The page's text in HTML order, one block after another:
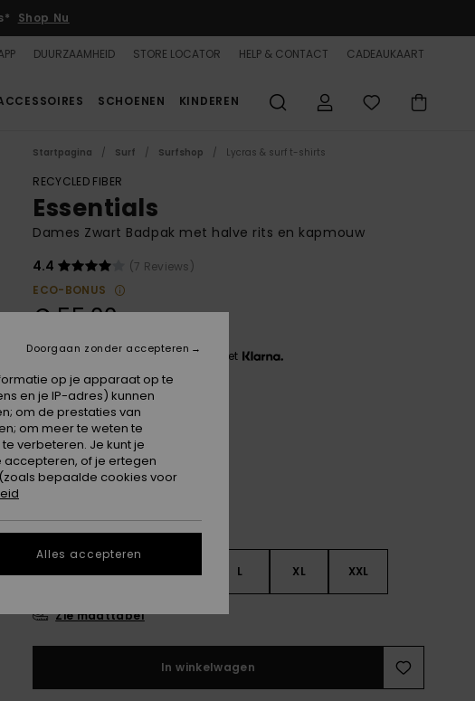
Shop Nu
DUURZAAMHEID STORE LOCATOR HELP & CONTACT CADEAUKAART
SCHOENEN KINDEREN
Startpagina Surf Surfshop Lycras & surf t-shirts
RECYCLED FIBER
Essentials
Dames Zwart Badpak met halve rits en kapmouw
4.4
(7 Reviews)
ECO-BONUS
€ 55,00
Betaal 3 x € 18,33, zonder rente met
KleurTrue Black
L XL XXL
Zie maattabel
In winkelwagen
op je apparaat op te
en je IP-adres) kunnen
om de prestaties van
om meer te weten te
verbeteren. Je kunt je
accepteren, of je ertegen
bepaalde cookies voor
Doorgaan zonder accepteren
Alles accepteren